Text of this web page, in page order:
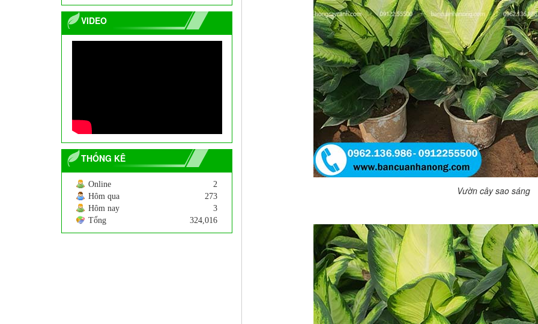
VIDEO
THỐNG KÊ
Online
2
Hôm qua
273
Hôm nay
3
Tổng
324,016
Vườn cây sao sáng